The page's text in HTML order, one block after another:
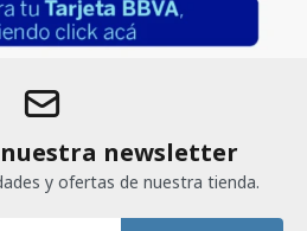
nuestra newsletter
y ofertas de nuestra tienda.